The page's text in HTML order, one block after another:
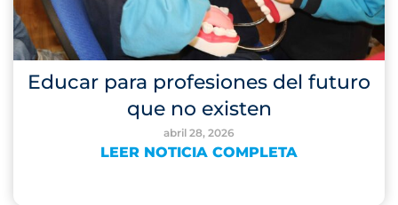
Educar para profesiones del futuro
que no existen
abril 28, 2026
LEER NOTICIA COMPLETA